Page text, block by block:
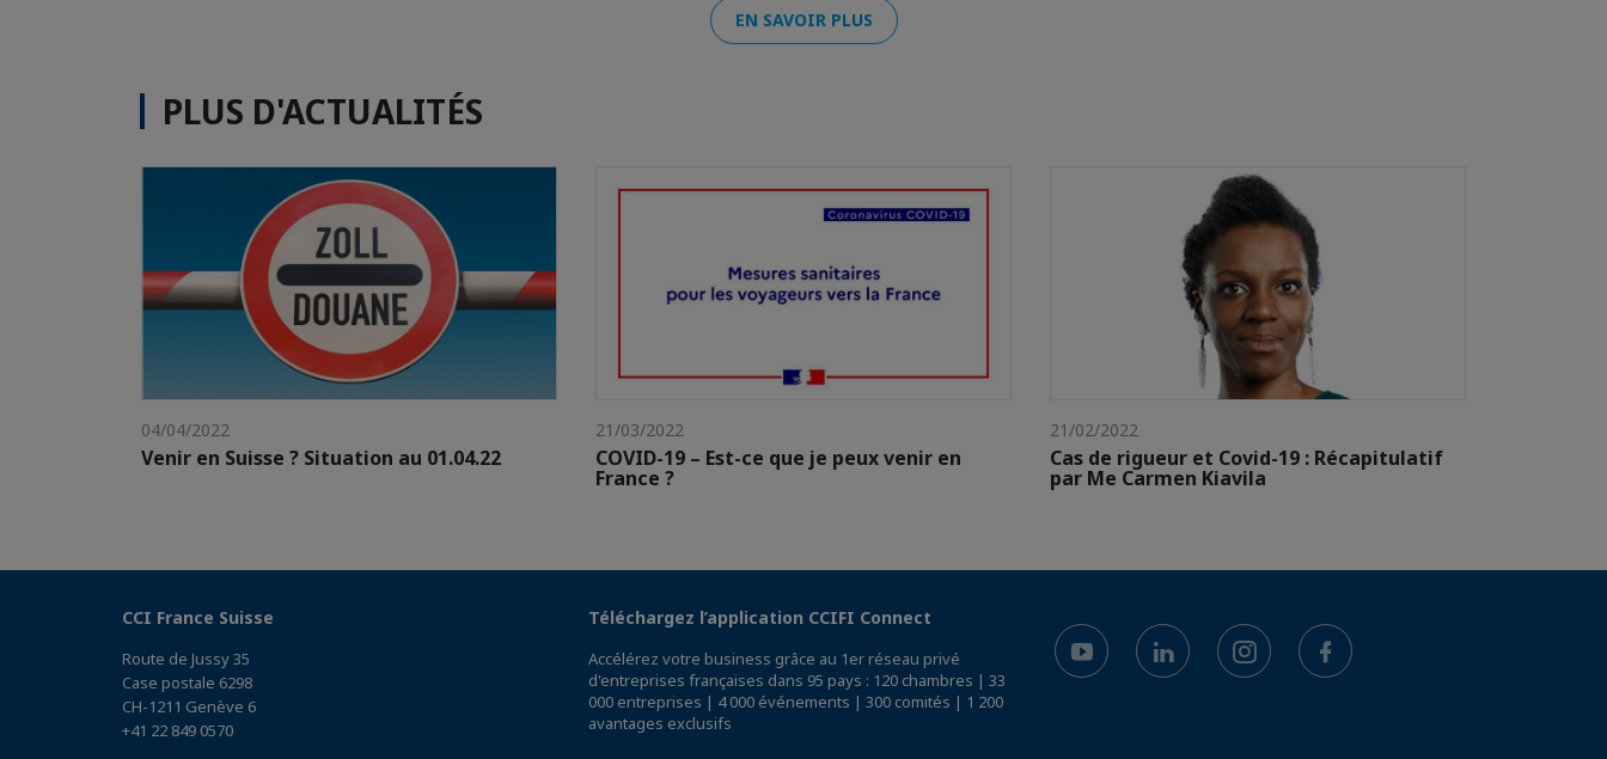
EN SAVOIR PLUS
PLUS D'ACTUALITÉS
04/04/2022
Venir en Suisse ? Situation au 01.04.22
21/03/2022
COVID-19 – Est-ce que je peux venir en
France ?
21/02/2022
Cas de rigueur et Covid-19 : Récapitulatif
par Me Carmen Kiavila
CCI France Suisse
Route de Jussy 35
Case postale 6298
CH-1211 Genève 6
+41 22 849 0570
Téléchargez l’application CCIFI Connect
Accélérez votre business grâce au 1er réseau privé
d'entreprises françaises dans 95 pays : 120 chambres | 33
000 entreprises | 4 000 événements | 300 comités | 1 200
avantages exclusifs